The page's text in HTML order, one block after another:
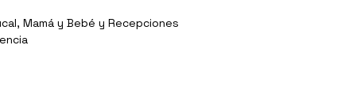
Mamá y Bebé y Recepciones